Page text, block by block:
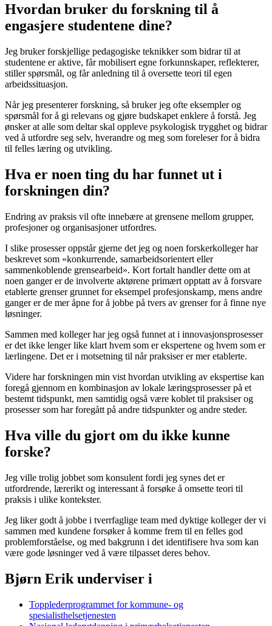
Hvordan bruker du forskning til å
engasjere studentene dine?
Jeg bruker forskjellige pedagogiske teknikker som bidrar til at
studentene er aktive, får mobilisert egne forkunnskaper, reflekterer,
stiller spørsmål, og får anledning til å oversette teori til egen
arbeidssituasjon.
Når jeg presenterer forskning, så bruker jeg ofte eksempler og
spørsmål for å gi relevans og gjøre budskapet enklere å forstå. Jeg
ønsker at alle som deltar skal oppleve psykologisk trygghet og bidrar
ved å utfordre seg selv, hverandre og meg som foreleser for å bidra
til felles læring og utvikling.
Hva er noen ting du har funnet ut i
forskningen din?
Endring av praksis vil ofte innebære at grensene mellom grupper,
profesjoner og organisasjoner utfordres.
I slike prosesser oppstår gjerne det jeg og noen forskerkolleger har
beskrevet som «konkurrende, samarbeidsorientert eller
sammenkoblende grensearbeid». Kort fortalt handler dette om at
noen ganger er de involverte aktørene primært opptatt av å forsvare
etablerte grenser grunnet for eksempel profesjonskamp, mens andre
ganger er de mer åpne for å jobbe på tvers av grenser for å finne nye
løsninger.
Sammen med kolleger har jeg også funnet at i innovasjonsprosesser
er det ikke lenger like klart hvem som er ekspertene og hvem som er
lærlingene. Det er i motsetning til når praksiser er mer etablerte.
Videre har forskningen min vist hvordan utvikling av ekspertise kan
foregå gjennom en kombinasjon av lokale læringsprosesser på et
bestemt tidspunkt, men samtidig også være koblet til praksiser og
prosesser som har foregått på andre tidspunkter og andre steder.
Hva ville du gjort om du ikke kunne
forske?
Jeg ville trolig jobbet som konsulent fordi jeg synes det er
utfordrende, lærerikt og interessant å forsøke å omsette teori til
praksis i ulike kontekster.
Jeg liker godt å jobbe i tverrfaglige team med dyktige kolleger der vi
sammen med kundene forsøker å komme frem til en felles god
problemforståelse, og med bakgrunn i det identifisere hva som kan
være gode løsninger ved å være tilpasset deres behov.
Bjørn Erik underviser i
Topplederprogrammet for kommune- og
spesialisthelsetjenesten